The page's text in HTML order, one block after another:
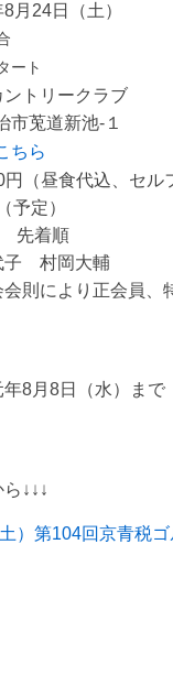
月24日（土）
ト
トリークラブ
市莵道新池-１
ちら
円（昼食代込、セル
予定）
先着順
子 村岡大輔
会則により正会員、
年8月8日（水）ま
↓↓↓
）第104回京青税